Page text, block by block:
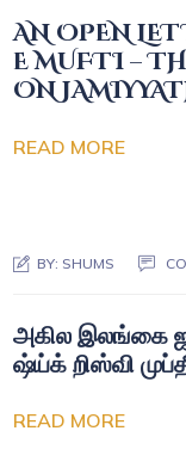
AN OPEN
E MUFTI –
ON
READ MORE
BY: SHUMS
அகில இலங்கை
ஷ்ய்க் றிஸ்வி
READ MORE